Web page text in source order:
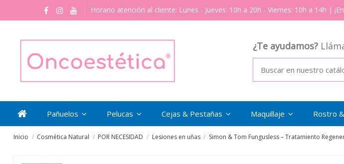
Horario atención al cliente: Lunes - Jueves: 10h a 20h - Viernes: 10h a 14h |
¿Te ayudamos?
Pañuelos Pelucas Cejas & Pestañas Maquillaje Rostro
Inicio Cosmética Natural POR NECESIDAD Lesiones en uñas Simon & Tom Fungusless – Tratamiento